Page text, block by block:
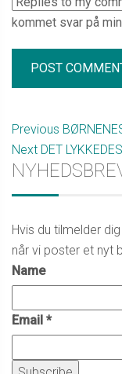
kommet svar på
Post
Previous Previous
post:
Next Next
post:
DET
Sidebar
Hvis du tilmelder
når vi poster et nyt
Name
Email *